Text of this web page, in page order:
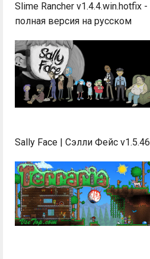
Slime Rancher v1.4.4.win.hotfix -
полная версия на русском
Sally Face | Сэлли Фейс v1.5.46